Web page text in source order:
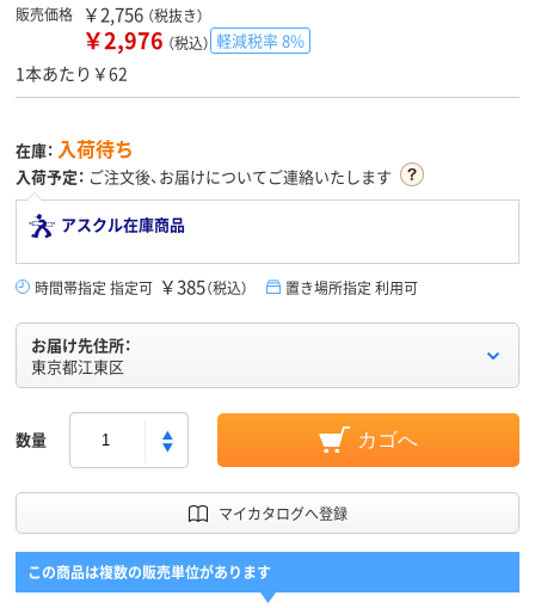
販売価格 ￥2,756 （税抜き）
￥2,976 （税込） 軽減税率 8%
1本あたり￥62
在庫： 入荷待ち
入荷予定： ご注文後、お届けについてご連絡いたします
アスクル在庫商品
時間帯指定 指定可 ￥385（税込） 置き場所指定 利用可
お届け先住所：
東京都江東区
数量 カゴへ
マイカタログへ登録
この商品は複数の販売単位があります